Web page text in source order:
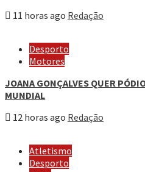
11 horas ago Redação
Desporto
Motores
JOANA GONÇALVES QUER
MUNDIAL
12 horas ago Redação
Atletismo
Desporto